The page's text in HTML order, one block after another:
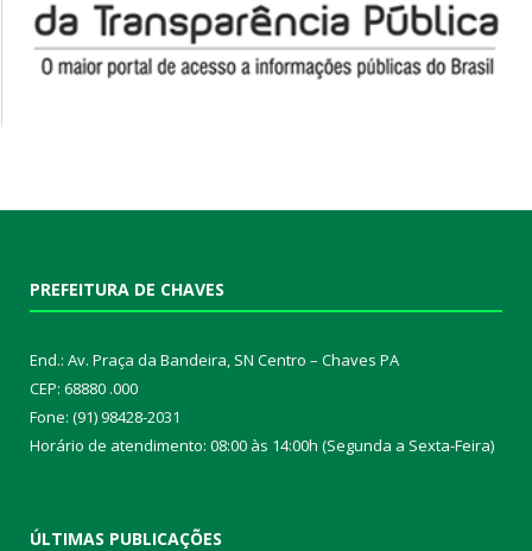
PREFEITURA DE CHAVES
End.: Av. Praça da Bandeira, SN Centro – Chaves PA
CEP: 68880 .000
Fone: (91) 98428-2031
Horário de atendimento: 08:00 às 14:00h (Segunda a Sexta-Feira)
ÚLTIMAS PUBLICAÇÕES